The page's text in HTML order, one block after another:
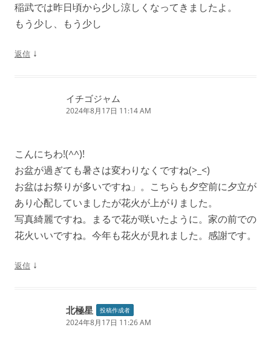
稲武では昨日頃から少し涼しくなってきましたよ。
もう少し、もう少し
返信 ↓
イチゴジャム
2024年8月17日 11:14 AM
こんにちわ!(^^)!
お盆が過ぎても暑さは変わりなくですね(>_<)
お盆はお祭りが多いですね」。こちらも夕空前に夕立が
あり心配していましたが花火が上がりました。
写真綺麗ですね。まるで花が咲いたように。家の前での
花火いいですね。今年も花火が見れました。感謝です。
返信 ↓
北極星 投稿作成者
2024年8月17日 11:26 AM